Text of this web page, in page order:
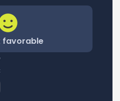
favorable